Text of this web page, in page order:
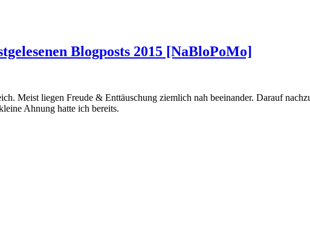
Blogposts 2015 [NaBloPoMo]
Meist liegen Freude & Enttäuschung ziemlich nah beeinander. Darauf
Ahnung hatte ich bereits.